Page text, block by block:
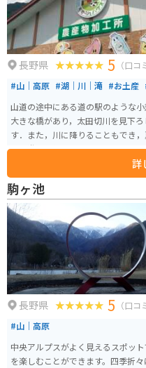
長野県 5 （口コ
#山｜高原 #湖｜川｜滝 #お土産
山道の途中にある道の駅のような
大きな橋があり，太田切川を見下
す．また，川に降りることもでき
川で遊んだ後のすずらんソフトク
詳
駒ヶ池
長野県 5 （口コ
#山｜高原
中央アルプスがよく見えるスポッ
を楽しむことができます。四季折